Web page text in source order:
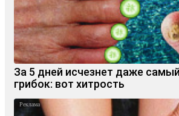
За 5 дней исчезнет даже
грибок: вот хитрость